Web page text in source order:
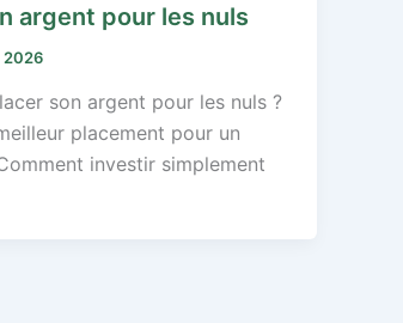
argent pour les nuls
2026
son argent pour les nuls ?
placement pour un
investir simplement